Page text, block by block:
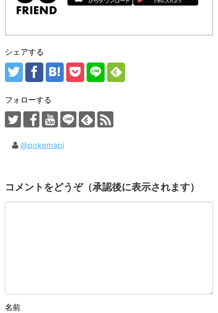
シェアする
フォローする
@pokemapi
コメントをどうぞ（承認後に表示されます）
名前